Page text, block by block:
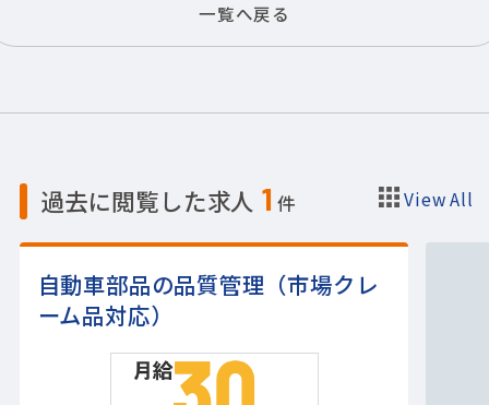
一覧へ戻る
過去に閲覧した求人 1 件 View All
自動車部品の品質管理（市場クレ
ーム品対応）